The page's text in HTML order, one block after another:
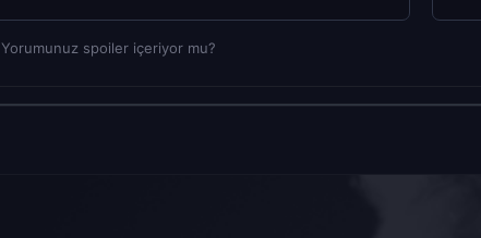
Yorumunuz spoiler içeriyor mu?